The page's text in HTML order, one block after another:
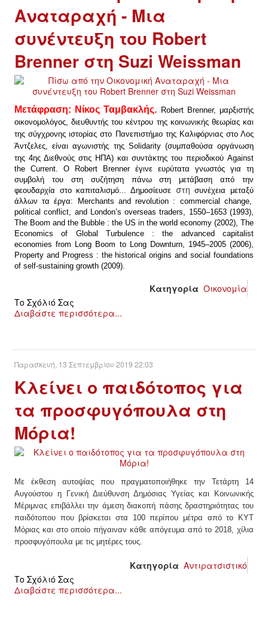
Αναταραχή - Μια
συνέντευξη του Robert
Brenner στη Suzi Weissman
Μετάφραση: Νίκος Ταμβακλής. Robert Brenner, μαρξιστής
οικονομολόγος, διευθυντής του κέντρου της κοινωνικής θεωρίας και
της σύγχρονης ιστορίας στο Πανεπιστήμιο της Καλιφόρνιας στο Λος
Άντζελες,είναι αγωνιστής της Solidarity (συμπαθούσα οργάνωση
της 4ης Διεθνούς στις ΗΠΑ) και συντάκτης του περιοδικού Against
the Current. Ο Robert Brenner έγινε ευρύτατα γνωστός για τη
συμβολή του στη συζήτηση πάνω στη μετάβαση από την
φεουδαρχία στο καπιταλισμό... Δημοσίευσε στη συνέχεια μεταξύ
άλλων τα έργα: Merchants and revolution : commercial change,
political conflict, and London’s overseas traders, 1550–1653 (1993),
The Boom and the Bubble : the US in the world economy (2002), The
Economics of Global Turbulence : the advanced capitalist
economies from Long Boom to Long Downturn, 1945–2005 (2006),
Property and Progress : the historical origins and social foundations
of self-sustaining growth (2009).
Κατηγορία Οικονομία
Το Σχόλιό Σας
Διαβάστε περισσότερα...
Παρασκευή, 13 Σεπτεμβρίου 2019 22:03
Κλείνει ο παιδότοπος για
τα προσφυγόπουλα στη
Μόρια!
Με έκθεση αυτοψίας που πραγματοποιήθηκε την Τετάρτη 14
Αυγούστου η Γενική Διεύθυνση Δημόσιας Υγείας και Κοινωνικής
Μέριμνας επιβάλλει την άμεση διακοπή πάσης δραστηριότητας του
παιδότοπου που βρίσκεται στα 100 περίπου μέτρα από το ΚΥΤ
Μόριας και στο οποίο πήγαιναν κάθε απόγευμα από το 2018, χίλια
προσφυγόπουλα με τις μητέρες τους.
Κατηγορία Αντιρατσιστικό
Το Σχόλιό Σας
Διαβάστε περισσότερα...